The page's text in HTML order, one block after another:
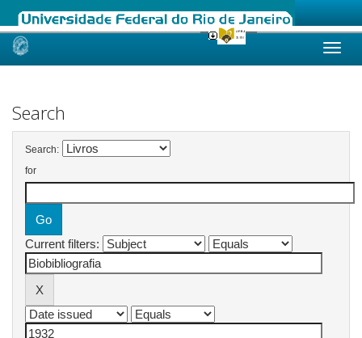
Skip
Search
Search:
for
Current filters: